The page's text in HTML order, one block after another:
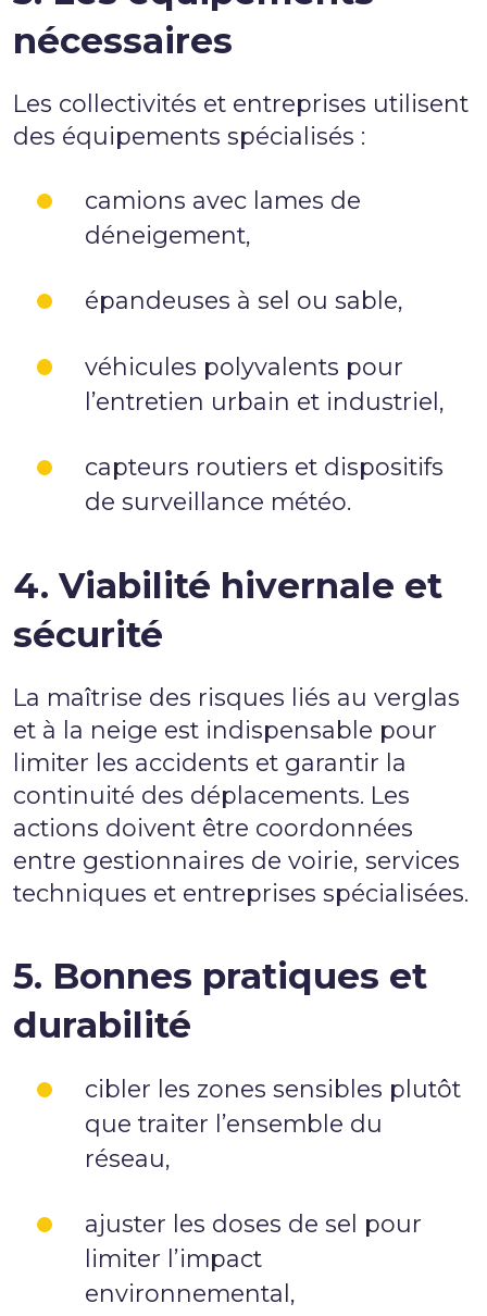
nécessaires
Les collectivités et entreprises utilisent
des équipements spécialisés :
camions avec lames de
déneigement,
épandeuses à sel ou sable,
véhicules polyvalents pour
l’entretien urbain et industriel,
capteurs routiers et dispositifs
de surveillance météo.
4. Viabilité hivernale et
sécurité
La maîtrise des risques liés au verglas
et à la neige est indispensable pour
limiter les accidents et garantir la
continuité des déplacements. Les
actions doivent être coordonnées
entre gestionnaires de voirie, services
techniques et entreprises spécialisées.
5. Bonnes pratiques et
durabilité
cibler les zones sensibles plutôt
que traiter l’ensemble du
réseau,
ajuster les doses de sel pour
limiter l’impact
environnemental,